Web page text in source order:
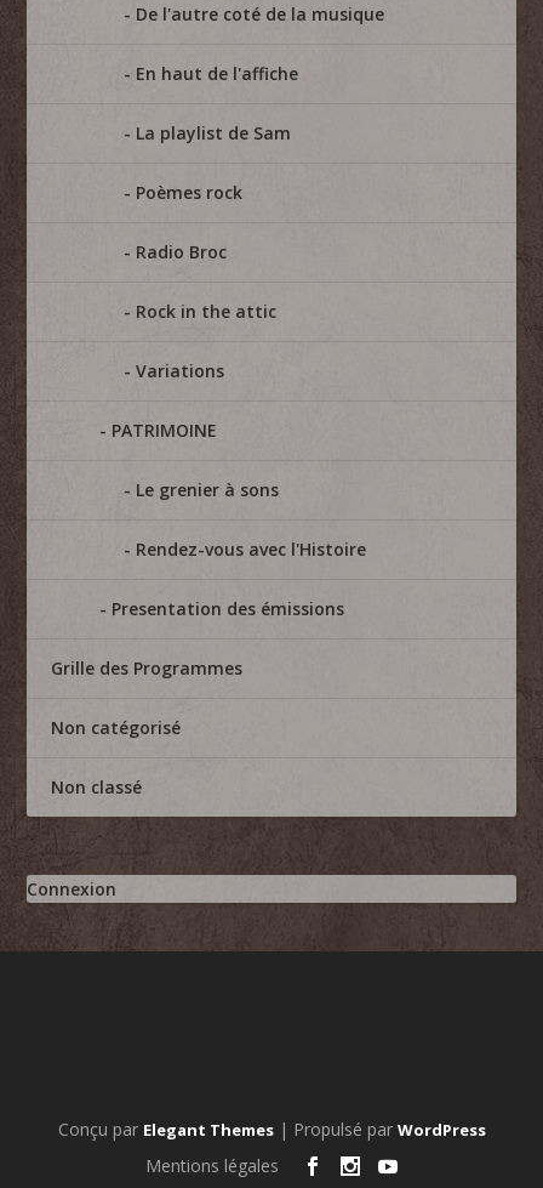
De l'autre coté de la musique
En haut de l'affiche
La playlist de Sam
Poèmes rock
Radio Broc
Rock in the attic
Variations
PATRIMOINE
Le grenier à sons
Rendez-vous avec l'Histoire
Presentation des émissions
Grille des Programmes
Non catégorisé
Non classé
Connexion
Conçu par Elegant Themes| Propulsé par WordPress
Mentions légales